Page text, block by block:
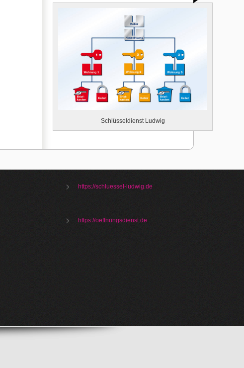
Schlüsseldienst Ludwig
https://schluessel-ludwig.de
https://oeffnungsdienst.de